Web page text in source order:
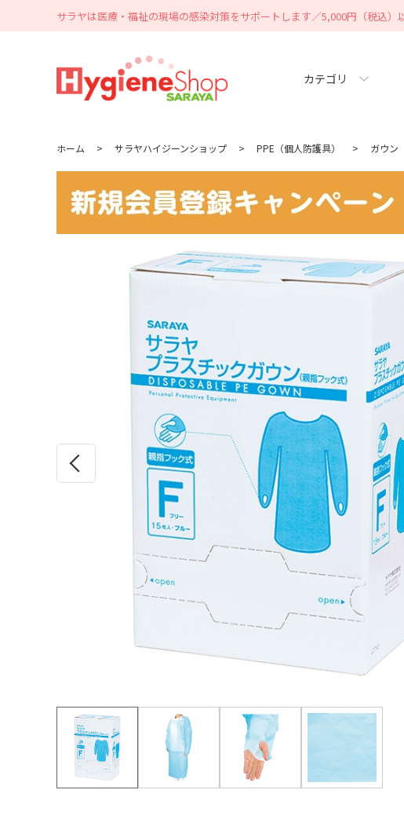
サラヤは医療・福祉の現場の感染対策をサポートします／5,000円（税込）
カテゴリ
ホーム > サラヤハイジーンショップ > PPE（個人防護具） > ガウン